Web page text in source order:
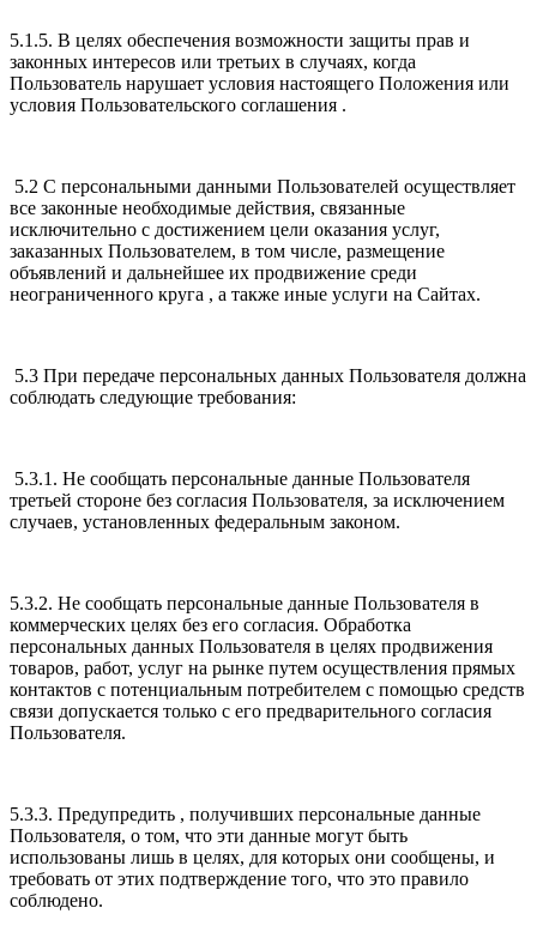
5.1.5. В целях обеспечения возможности защиты прав и
законных интересов или третьих в случаях, когда
Пользователь нарушает условия настоящего Положения или
условия Пользовательского соглашения .
5.2 С персональными данными Пользователей осуществляет
все законные необходимые действия, связанные
исключительно с достижением цели оказания услуг,
заказанных Пользователем, в том числе, размещение
объявлений и дальнейшее их продвижение среди
неограниченного круга , а также иные услуги на Сайтах.
5.3 При передаче персональных данных Пользователя должна
соблюдать следующие требования:
5.3.1. Не сообщать персональные данные Пользователя
третьей стороне без согласия Пользователя, за исключением
случаев, установленных федеральным законом.
5.3.2. Не сообщать персональные данные Пользователя в
коммерческих целях без его согласия. Обработка
персональных данных Пользователя в целях продвижения
товаров, работ, услуг на рынке путем осуществления прямых
контактов с потенциальным потребителем с помощью средств
связи допускается только с его предварительного согласия
Пользователя.
5.3.3. Предупредить , получивших персональные данные
Пользователя, о том, что эти данные могут быть
использованы лишь в целях, для которых они сообщены, и
требовать от этих подтверждение того, что это правило
соблюдено.